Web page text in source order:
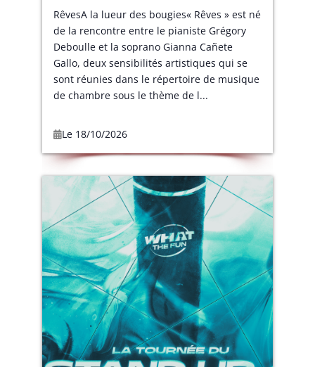
RêvesA la lueur des bougies« Rêves » est né
de la rencontre entre le pianiste Grégory
Deboulle et la soprano Gianna Cañete
Gallo, deux sensibilités artistiques qui se
sont réunies dans le répertoire de musique
de chambre sous le thème de l...
Le 18/10/2026